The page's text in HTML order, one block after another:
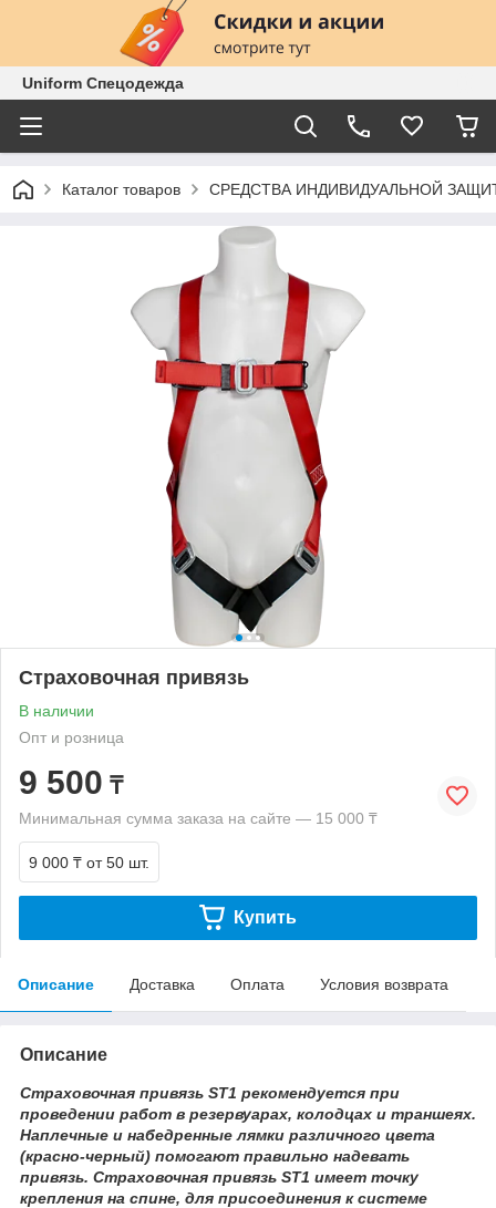
Uniform Спецодежда
Каталог товаров СРЕДСТВА ИНДИВИДУАЛЬНОЙ
Страховочная привязь
В наличии
Опт и розница
9 500 ₸
Минимальная сумма заказа на сайте — 15 000 ₸
9 000 ₸ от 50 шт.
Купить
Описание Доставка Оплата Условия возврата
Описание
Страховочная привязь ST1 рекомендуется при
проведении работ в резервуарах, колодцах и траншеях.
Наплечные и набедренные лямки различного цвета
(красно-черный) помогают правильно надевать
привязь. Страховочная привязь ST1 имеет точку
крепления на спине, для присоединения к системе